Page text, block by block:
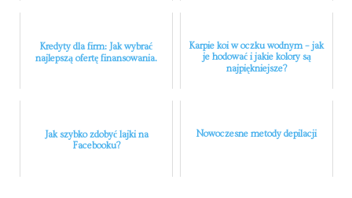
Kredyty dla firm: Jak wybrać
najlepszą ofertę finansowania.
Karpie koi w oczku wodnym – jak
je hodować i jakie kolory są
najpiękniejsze?
Jak szybko zdobyć lajki na
Facebooku?
Nowoczesne metody depilacji